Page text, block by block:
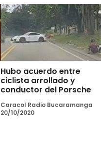
Hubo acuerdo entre
ciclista arrollado y
conductor del Porsche
Caracol Radio Bucaramanga
20/10/2020